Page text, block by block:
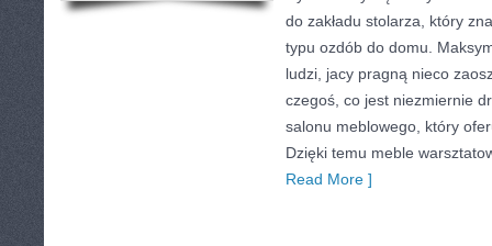
do zakładu stolarza, który
typu ozdób do domu.
ludzi, jacy pragną nieco
czegoś, co jest niezmiernie
salonu meblowego, który
Dzięki temu meble
Read More ]